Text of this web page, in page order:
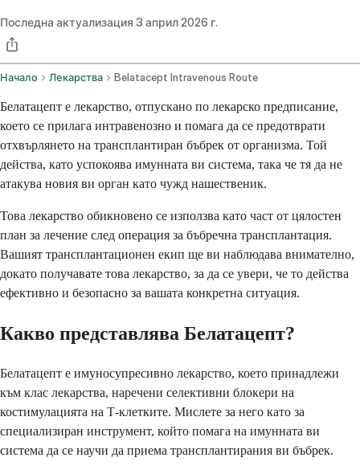
Последна актуализация 3 април 2026 г.
Начало Лекарства Belatacept Intravenous Route
Белатацепт е лекарство, отпускано по лекарско предписание,
което се прилага интравенозно и помага да се предотврати
отхвърлянето на трансплантиран бъбрек от организма. Той
действа, като успокоява имунната ви система, така че тя да не
атакува новия ви орган като чужд нашественик.
Това лекарство обикновено се използва като част от цялостен
план за лечение след операция за бъбречна трансплантация.
Вашият трансплантационен екип ще ви наблюдава внимателно,
докато получавате това лекарство, за да се увери, че то действа
ефективно и безопасно за вашата конкретна ситуация.
Какво представлява Белатацепт?
Белатацепт е имуносупресивно лекарство, което принадлежи
към клас лекарства, наречени селективни блокери на
костимулацията на Т-клетките. Мислете за него като за
специализиран инструмент, който помага на имунната ви
система да се научи да приема трансплантирания ви бъбрек.